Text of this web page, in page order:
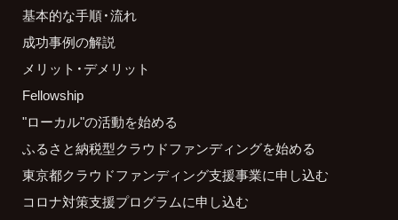
基本的な手順・流れ
成功事例の解説
メリット・デメリット
Fellowship
"ローカル"の活動を始める
ふるさと納税型クラウドファンディングを始める
東京都クラウドファンディング支援事業に申し込む
コロナ対策支援プログラムに申し込む